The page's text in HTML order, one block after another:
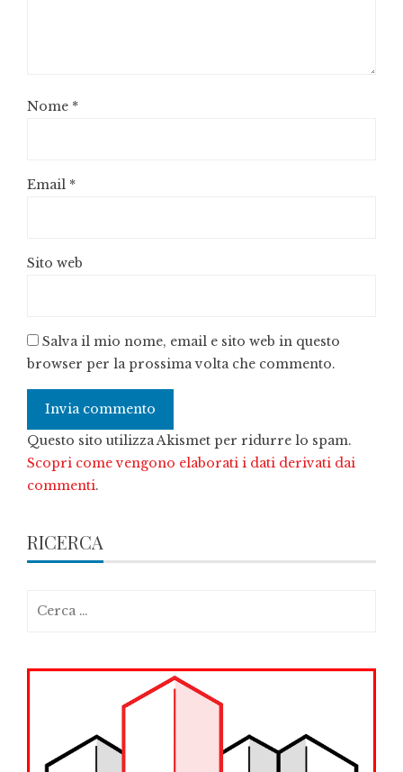
Nome *
Email *
Sito web
Salva il mio nome, email e sito web in questo
browser per la prossima volta che commento.
Questo sito utilizza Akismet per ridurre lo spam.
Scopri come vengono elaborati i dati derivati dai
commenti.
RICERCA